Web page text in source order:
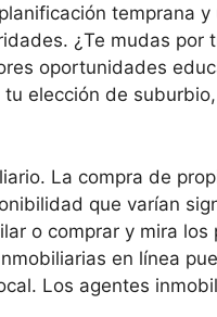
temprana y
¿Te mudas por
oportunidades
elección de
La compra de
que varían
o comprar y mira los
en línea
Los agentes